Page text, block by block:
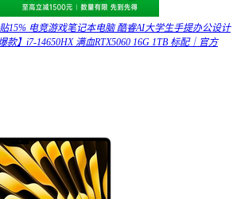
15% 电竞游戏笔记本电脑 酷睿AI大学生手提办公设计
款】i7-14650HX 满血RTX5060 16G 1TB 标配｜官方